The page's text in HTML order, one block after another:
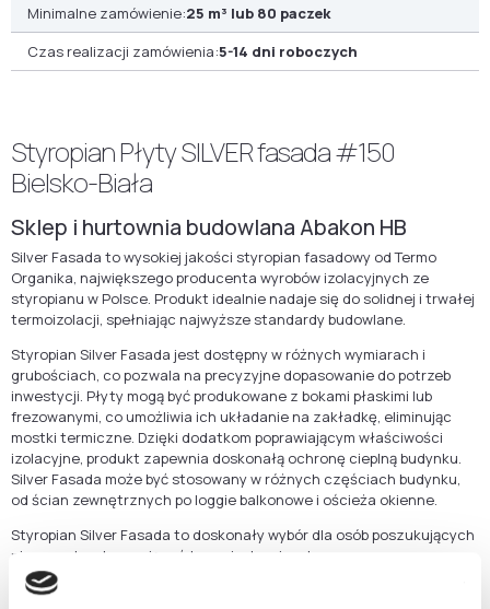
Minimalne zamówienie:25 m³ lub 80 paczek
Czas realizacji zamówienia:5-14 dni roboczych
Styropian Płyty SILVER fasada #150
Bielsko-Biała
Sklep i hurtownia budowlana Abakon HB
Silver Fasada to wysokiej jakości styropian fasadowy od Termo
Organika, największego producenta wyrobów izolacyjnych ze
styropianu w Polsce. Produkt idealnie nadaje się do solidnej i trwałej
termoizolacji, spełniając najwyższe standardy budowlane.
Styropian Silver Fasada jest dostępny w różnych wymiarach i
grubościach, co pozwala na precyzyjne dopasowanie do potrzeb
inwestycji. Płyty mogą być produkowane z bokami płaskimi lub
frezowanymi, co umożliwia ich układanie na zakładkę, eliminując
mostki termiczne. Dzięki dodatkom poprawiającym właściwości
izolacyjne, produkt zapewnia doskonałą ochronę cieplną budynku.
Silver Fasada może być stosowany w różnych częściach budynku,
od ścian zewnętrznych po loggie balkonowe i ościeża okienne.
Styropian Silver Fasada to doskonały wybór dla osób poszukujących
niezawodnych rozwiązań termoizolacyjnych.